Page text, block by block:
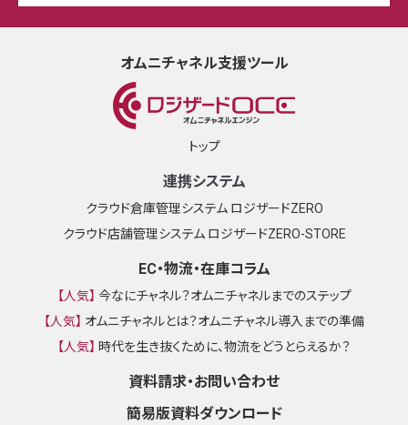
オムニチャネル支援ツール
トップ
連携システム
クラウド倉庫管理システム ロジザードZERO
クラウド店舗管理システム ロジザードZERO-STORE
EC・物流・在庫コラム
【人気】 今なにチャネル？オムニチャネルまでのステップ
【人気】 オムニチャネルとは？オムニチャネル導入までの準備
【人気】 時代を生き抜くために、物流をどうとらえるか？
資料請求・お問い合わせ
簡易版資料ダウンロード